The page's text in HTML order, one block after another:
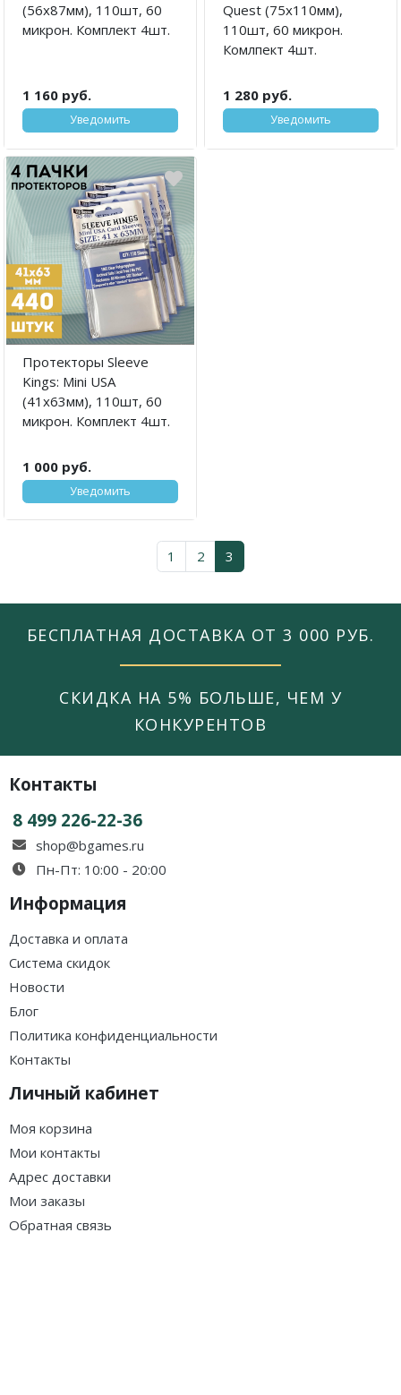
(56x87мм), 110шт, 60
микрон. Комплект 4шт.
1 160 руб.
Уведомить
Quest (75x110мм),
110шт, 60 микрон.
Комлпект 4шт.
1 280 руб.
Уведомить
Протекторы Sleeve
Kings: Mini USA
(41x63мм), 110шт, 60
микрон. Комплект 4шт.
1 000 руб.
Уведомить
1 2 3
БЕСПЛАТНАЯ ДОСТАВКА ОТ 3 000 РУБ.
СКИДКА НА 5% БОЛЬШЕ, ЧЕМ У
КОНКУРЕНТОВ
Контакты
8 499 226-22-36
shop@bgames.ru
Пн-Пт: 10:00 - 20:00
Информация
Доставка и оплата
Система скидок
Новости
Блог
Политика конфиденциальности
Контакты
Личный кабинет
Моя корзина
Мои контакты
Адрес доставки
Мои заказы
Обратная связь